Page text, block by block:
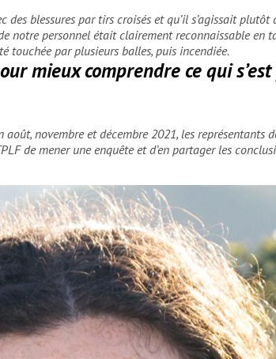
blessures par tirs croisés et qu’il s’agissait
notre personnel était clairement reconnaissable
touchée par plusieurs balles, puis incendiée.
mieux comprendre ce qui s’est
novembre et décembre 2021, les représentants
de mener une enquête et d’en partager les